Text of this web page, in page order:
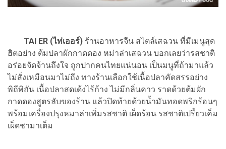
TAI ER (ไท่เออร์) ร้านอาหารจีน สไตล์เสฉวน ที่มีเมนูสุด
ฮิตอย่าง ต้มปลาผักกาดดอง หม่าล่าเสฉวน บอกเลยว่ารสชาติ
อร่อยจัดจ้านถึงใจ ถูกปากคนไทยแน่นอน เป็นมนูที่ถ้ามาแล้ว
ไม่สั่งเหมือนมาไม่ถึง ทางร้านเลือกใช้เนื้อปลาคัดสรรอย่าง
พิถีพิถัน เนื้อปลาสดเด้งไร้ก้าง ไม่มีกลิ่นคาว ราดด้วยต้มผัก
กาดดองสูตรลับของร้าน แล้วปิดท้ายด้วยน้ำมันทอดพริกร้อนๆ
พร้อมเครื่องปรุงหมาล่าเพิ่มรสชาติ เผ็ดร้อน รสชาติเปรี้ยวเค็ม
เผ็ดชามาเต็ม